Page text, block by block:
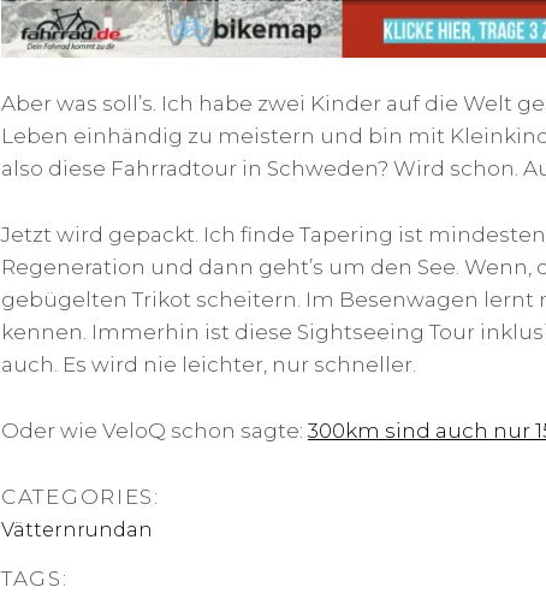
Aber was soll’s. Ich habe zwei Kinder auf die Welt
Leben einhändig zu meistern und bin mit
also diese Fahrradtour in Schweden? Wird schon.
Jetzt wird gepackt. Ich finde Tapering ist
Regeneration und dann geht’s um den See.
gebügelten Trikot scheitern. Im Besenwagen lernt
kennen. Immerhin ist diese Sightseeing Tour
auch. Es wird nie leichter, nur schneller.
Oder wie VeloQ schon sagte: 300km sind auch nur
CATEGORIES:
Vätternrundan
TAGS: